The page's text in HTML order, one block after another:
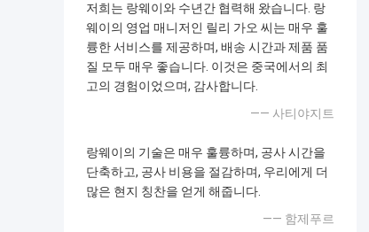
저희는 랑웨이와 수년간 협력해 왔습니다. 랑
웨이의 영업 매니저인 릴리 가오 씨는 매우 훌
륭한 서비스를 제공하며, 배송 시간과 제품 품
질 모두 매우 좋습니다. 이것은 중국에서의 최
고의 경험이었으며, 감사합니다.
—— 사티야지트
랑웨이의 기술은 매우 훌륭하며, 공사 시간을
단축하고, 공사 비용을 절감하며, 우리에게 더
많은 현지 칭찬을 얻게 해줍니다.
—— 함제푸르